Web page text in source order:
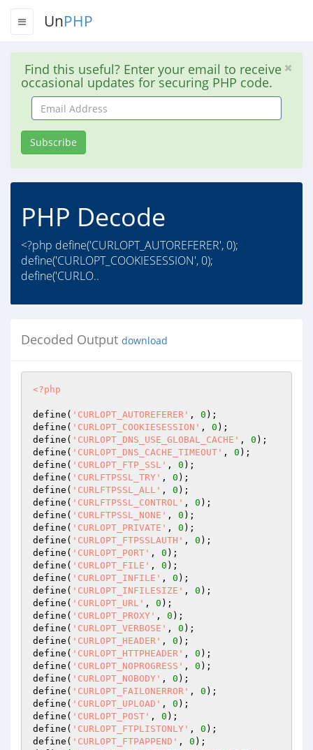
UnPHP
Find this useful? Enter your email to receive
occasional updates for securing PHP code.
Email
Address
Subscribe
PHP Decode
<?php define('CURLOPT_AUTOREFERER', 0);
define('CURLOPT_COOKIESESSION', 0);
define('CURLO..
Decoded Output download
<?php
define( 'CURLOPT_AUTOREFERER' , 0 );
define( 'CURLOPT_COOKIESESSION' , 0 );
define( 'CURLOPT_DNS_USE_GLOBAL_CACHE' , 0 );
define( 'CURLOPT_DNS_CACHE_TIMEOUT' , 0 );
define( 'CURLOPT_FTP_SSL' , 0 );
define( 'CURLFTPSSL_TRY' , 0 );
define( 'CURLFTPSSL_ALL' , 0 );
define( 'CURLFTPSSL_CONTROL' , 0 );
define( 'CURLFTPSSL_NONE' , 0 );
define( 'CURLOPT_PRIVATE' , 0 );
define( 'CURLOPT_FTPSSLAUTH' , 0 );
define( 'CURLOPT_PORT' , 0 );
define( 'CURLOPT_FILE' , 0 );
define( 'CURLOPT_INFILE' , 0 );
define( 'CURLOPT_INFILESIZE' , 0 );
define( 'CURLOPT_URL' , 0 );
define( 'CURLOPT_PROXY' , 0 );
define( 'CURLOPT_VERBOSE' , 0 );
define( 'CURLOPT_HEADER' , 0 );
define( 'CURLOPT_HTTPHEADER' , 0 );
define( 'CURLOPT_NOPROGRESS' , 0 );
define( 'CURLOPT_NOBODY' , 0 );
define( 'CURLOPT_FAILONERROR' , 0 );
define( 'CURLOPT_UPLOAD' , 0 );
define( 'CURLOPT_POST' , 0 );
define( 'CURLOPT_FTPLISTONLY' , 0 );
define( 'CURLOPT_FTPAPPEND' , 0 );